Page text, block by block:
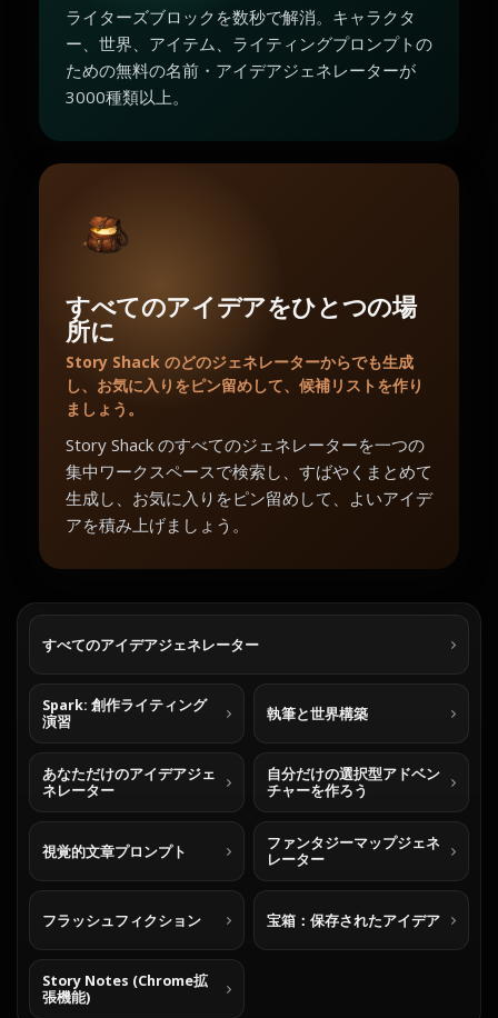
ライターズブロックを数秒で解消。キャラクタ
ー、世界、アイテム、ライティングプロンプトの
ための無料の名前・アイデアジェネレーターが
3000種類以上。
すべてのアイデアをひとつの場
所に
Story Shack のどのジェネレーターからでも生成
し、お気に入りをピン留めして、候補リストを作り
ましょう。
Story Shack のすべてのジェネレーターを一つの
集中ワークスペースで検索し、すばやくまとめて
生成し、お気に入りをピン留めして、よいアイデ
アを積み上げましょう。
すべてのアイデアジェネレーター
Spark: 創作ライティング
演習
執筆と世界構築
あなただけのアイデアジェ
ネレーター
自分だけの選択型アドベン
チャーを作ろう
視覚的文章プロンプト
ファンタジーマップジェネ
レーター
フラッシュフィクション 宝箱：保存されたアイデア
Story Notes (Chrome拡
張機能)